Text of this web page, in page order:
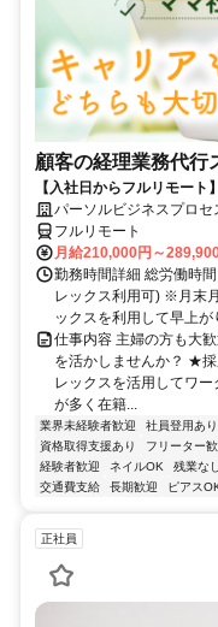
顧客の経理業務代行
【入社日からフルリモート
パーソルビジネスプロセ
フルリモート
月給210,000円～
勤務時間詳細 総労働時
レックス利用可) ※月末
ックスを利用して早上
仕事内容 主婦の方も大
を活かしませんか？ ★
レックスを活用してワ
が多く在籍...
業界未経験者歓迎 社員登用あり
資格取得支援あり
フリーター
経験者歓迎
ネイルOK 残業なし
交通費支給
長期歓迎 ピアス
正社員